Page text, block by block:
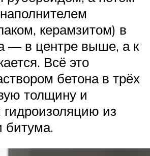
керамзитом) в
— в центре выше, а к
Всё это
бетона в трёх
толщину и
из
битума.